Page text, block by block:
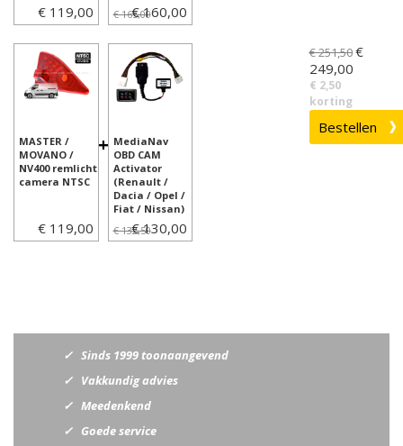
€ 119,00
€ 165,00€ 160,00
+
MASTER /
MOVANO /
NV400 remlicht
camera NTSC
€ 119,00
MediaNav
OBD CAM
Activator
(Renault /
Dacia / Opel /
Fiat / Nissan)
€ 132,50€ 130,00
€ 251,50€
249,00
€ 2,50
korting
Sinds 1999 toonaangevend
Vakkundig advies
Meedenkend
Goede service